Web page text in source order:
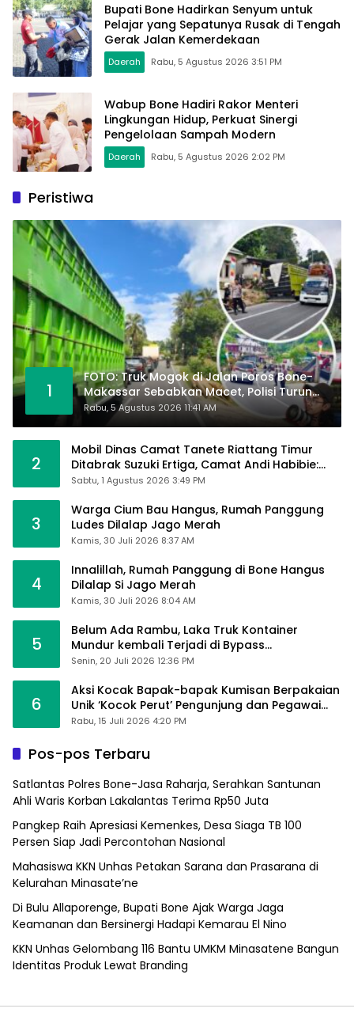
Bupati Bone Hadirkan Senyum untuk
Pelajar yang Sepatunya Rusak di Tengah
Gerak Jalan Kemerdekaan
Daerah Rabu, 5 Agustus 2026 3:51 PM
Wabup Bone Hadiri Rakor Menteri
Lingkungan Hidup, Perkuat Sinergi
Pengelolaan Sampah Modern
Daerah Rabu, 5 Agustus 2026 2:02 PM
Peristiwa
1
FOTO: Truk Mogok di Jalan Poros Bone-
Makassar Sebabkan Macet, Polisi Turun
Tangan
Rabu, 5 Agustus 2026 11:41 AM
2
Mobil Dinas Camat Tanete Riattang Timur
Ditabrak Suzuki Ertiga, Camat Andi Habibie:
Alhamdulillah Saya Baik-Baik Saja
Sabtu, 1 Agustus 2026 3:49 PM
3
Warga Cium Bau Hangus, Rumah Panggung
Ludes Dilalap Jago Merah
Kamis, 30 Juli 2026 8:37 AM
4
Innalillah, Rumah Panggung di Bone Hangus
Dilalap Si Jago Merah
Kamis, 30 Juli 2026 8:04 AM
5
Belum Ada Rambu, Laka Truk Kontainer
Mundur kembali Terjadi di Bypass
Sumpallabbu
Senin, 20 Juli 2026 12:36 PM
6
Aksi Kocak Bapak-bapak Kumisan Berpakaian
Unik ‘Kocok Perut’ Pengunjung dan Pegawai
Alfamart, Ngaku Aktifkan Layar Sentuh Atm
Rabu, 15 Juli 2026 4:20 PM
Pos-pos Terbaru
Satlantas Polres Bone-Jasa Raharja, Serahkan Santunan
Ahli Waris Korban Lakalantas Terima Rp50 Juta
Pangkep Raih Apresiasi Kemenkes, Desa Siaga TB 100
Persen Siap Jadi Percontohan Nasional
Mahasiswa KKN Unhas Petakan Sarana dan Prasarana di
Kelurahan Minasate’ne
Di Bulu Allaporenge, Bupati Bone Ajak Warga Jaga
Keamanan dan Bersinergi Hadapi Kemarau El Nino
KKN Unhas Gelombang 116 Bantu UMKM Minasatene Bangun
Identitas Produk Lewat Branding